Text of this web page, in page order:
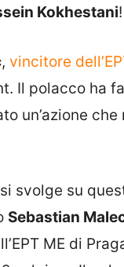
Kokhestani!
, vincitore
Il polacco ha
un’azione
svolge su
Sebastian
ME di